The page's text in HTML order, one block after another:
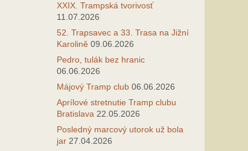
XXIX. Trampská tvorivosť
11.07.2026
52. Trapsavec a 33. Trasa na Jižní
Karolině 09.06.2026
Pedro, tulák bez hranic
06.06.2026
Májový Tramp club 06.06.2026
Aprílové stretnutie Tramp clubu
Bratislava 22.05.2026
Posledný marcový utorok už bola
jar 27.04.2026